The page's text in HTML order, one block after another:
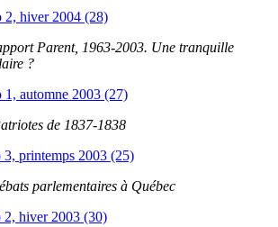
2, hiver 2004 (28)
Parent, 1963-2003. Une tranquille
?
1, automne 2003 (27)
de 1837-1838
3, printemps 2003 (25)
parlementaires à Québec
2, hiver 2003 (30)